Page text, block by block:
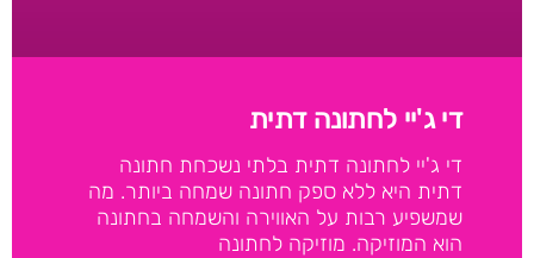
די ג'יי לחתונה דתית
די ג'יי לחתונה דתית בלתי נשכחת חתונה
דתית היא ללא ספק חתונה שמחה ביותר. מה
שמשפיע רבות על האווירה והשמחה בחתונה
הוא המוזיקה. מוזיקה לחתונה